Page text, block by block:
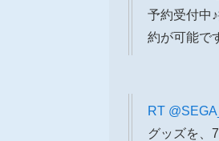
予約受付中
約が可能で
RT
グッズを、